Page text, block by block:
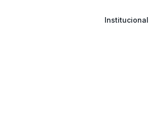
Institucional